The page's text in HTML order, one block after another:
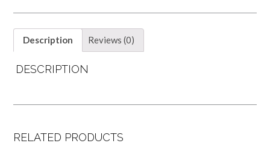
Description Reviews (0)
DESCRIPTION
RELATED PRODUCTS